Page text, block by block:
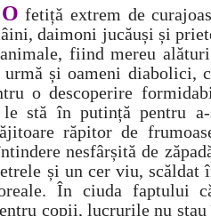
O fetiță extrem de
daimoni jucăuși și
fiind mereu
urmă și oameni diabolici,
o descoperire
stă în putință pentru
răpitor de
nesfârșită de
și un cer viu, scăldat
În ciuda faptului
copii, lucrurile nu